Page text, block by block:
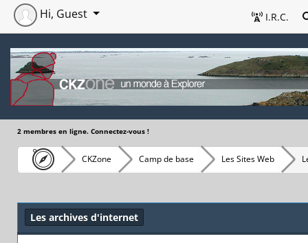
I.R.C.
Hi, Guest
2 membres en ligne. Connectez-vous !
CKZone Camp de base Les Sites Web
Les archives d'internet